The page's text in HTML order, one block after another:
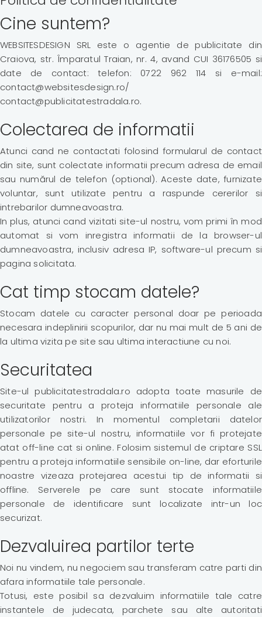
Cine suntem?
WEBSITESDESIGN SRL este o agentie de publicitate din
Craiova, str. Împaratul Traian, nr. 4, avand CUI 36176505 si
date de contact: telefon: 0722 962 114 si e-mail:
contact@websitesdesign.ro/
contact@publicitatestradala.ro.
Colectarea de informatii
Atunci cand ne contactati folosind formularul de contact
din site, sunt colectate informatii precum adresa de email
sau numărul de telefon (optional). Aceste date, furnizate
voluntar, sunt utilizate pentru a raspunde cererilor si
intrebarilor dumneavoastra.
In plus, atunci cand vizitati site-ul nostru, vom primi în mod
automat si vom inregistra informatii de la browser-ul
dumneavoastra, inclusiv adresa IP, software-ul precum si
pagina solicitata.
Cat timp stocam datele?
Stocam datele cu caracter personal doar pe perioada
necesara indeplinirii scopurilor, dar nu mai mult de 5 ani de
la ultima vizita pe site sau ultima interactiune cu noi.
Securitatea
Site-ul publicitatestradala.ro adopta toate masurile de
securitate pentru a proteja informatiile personale ale
utilizatorilor nostri. In momentul completarii datelor
personale pe site-ul nostru, informatiile vor fi protejate
atat off-line cat si online. Folosim sistemul de criptare SSL
pentru a proteja informatiile sensibile on-line, dar eforturile
noastre vizeaza protejarea acestui tip de informatii si
offline. Serverele pe care sunt stocate informatiile
personale de identificare sunt localizate intr-un loc
securizat.
Dezvaluirea partilor terte
Noi nu vindem, nu negociem sau transferam catre parti din
afara informatiile tale personale.
Totusi, este posibil sa dezvaluim informatiile tale catre
instantele de judecata, parchete sau alte autoritati